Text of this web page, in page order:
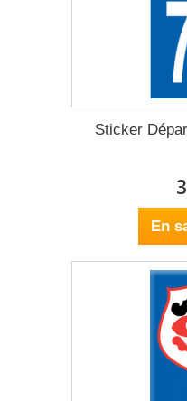
Sticker
En